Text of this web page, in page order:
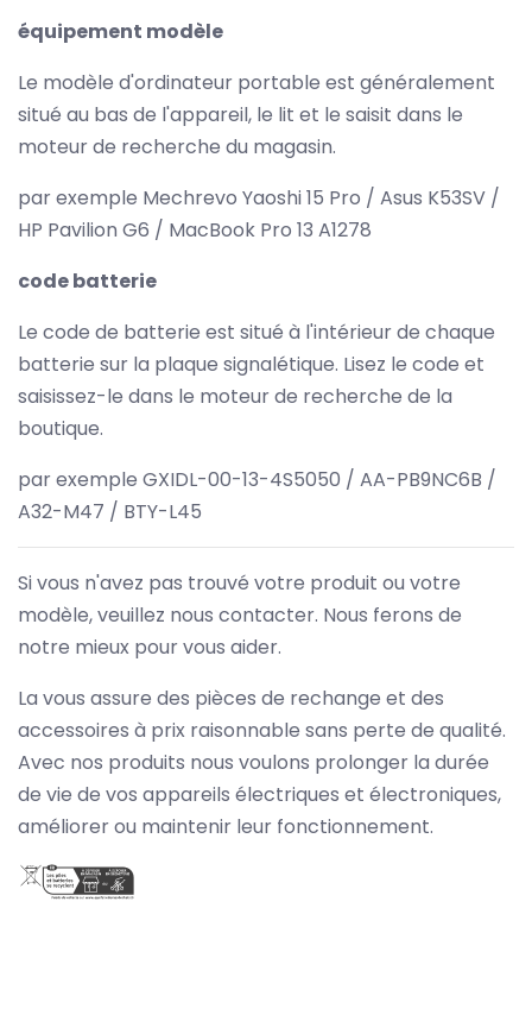
équipement modèle
Le modèle d'ordinateur portable est généralement
situé au bas de l'appareil, le lit et le saisit dans le
moteur de recherche du magasin.
par exemple Mechrevo Yaoshi 15 Pro / Asus K53SV /
HP Pavilion G6 / MacBook Pro 13 A1278
code batterie
Le code de batterie est situé à l'intérieur de chaque
batterie sur la plaque signalétique. Lisez le code et
saisissez-le dans le moteur de recherche de la
boutique.
par exemple GXIDL-00-13-4S5050 / AA-PB9NC6B /
A32-M47 / BTY-L45
Si vous n'avez pas trouvé votre produit ou votre
modèle, veuillez nous contacter. Nous ferons de
notre mieux pour vous aider.
La vous assure des pièces de rechange et des
accessoires à prix raisonnable sans perte de qualité.
Avec nos produits nous voulons prolonger la durée
de vie de vos appareils électriques et électroniques,
améliorer ou maintenir leur fonctionnement.